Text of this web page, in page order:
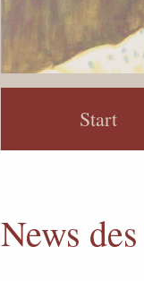
Start
News